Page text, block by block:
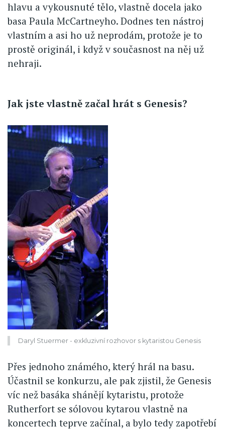
hlavu a vykousnuté tělo, vlastně docela jako
basa Paula McCartneyho. Dodnes ten nástroj
vlastním a asi ho už neprodám, protože je to
prostě originál, i když v současnost na něj už
nehraji.
Jak jste vlastně začal hrát s Genesis?
Daryl Stuermer - exkluzivní rozhovor s kytaristou Genesis
Přes jednoho známého, který hrál na basu.
Účastnil se konkurzu, ale pak zjistil, že Genesis
víc než basáka shánějí kytaristu, protože
Rutherfort se sólovou kytarou vlastně na
koncertech teprve začínal, a bylo tedy zapotřebí